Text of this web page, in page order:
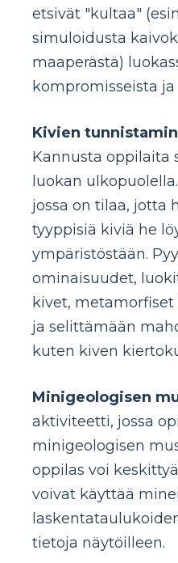
etsivät "kultaa"
simuloidusta
maaperästä)
kompromisseista
Kivien
Kannusta oppilaita
luokan
jossa on tilaa, jotta
tyyppisiä kiviä he
ympäristöstään.
ominaisuudet,
kivet,
ja selittämään
kuten kiven
Minigeologisen
aktiviteetti, jossa
minigeologisen
oppilas voi
voivat käyttää
tietoja näytöilleen.